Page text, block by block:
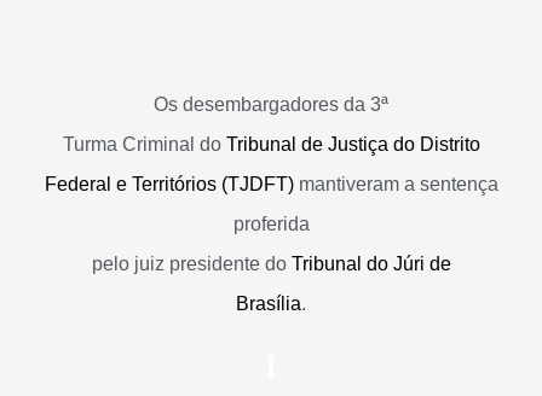
Os desembargadores da 3ª
Turma Criminal do Tribunal de Justiça do Distrito
Federal e Territórios (TJDFT)mantiveram a sentença
proferida
pelo juiz presidente do Tribunal do Júri de
Brasília.